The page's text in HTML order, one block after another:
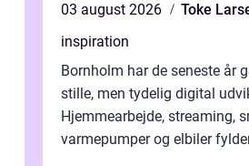
03 august 2026
Toke
inspiration
Bornholm har de seneste år
stille, men tydelig digital
Hjemmearbejde, streaming,
varmepumper og elbiler